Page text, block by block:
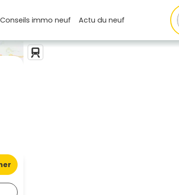
Conseilsimmo neuf Actudu neuf